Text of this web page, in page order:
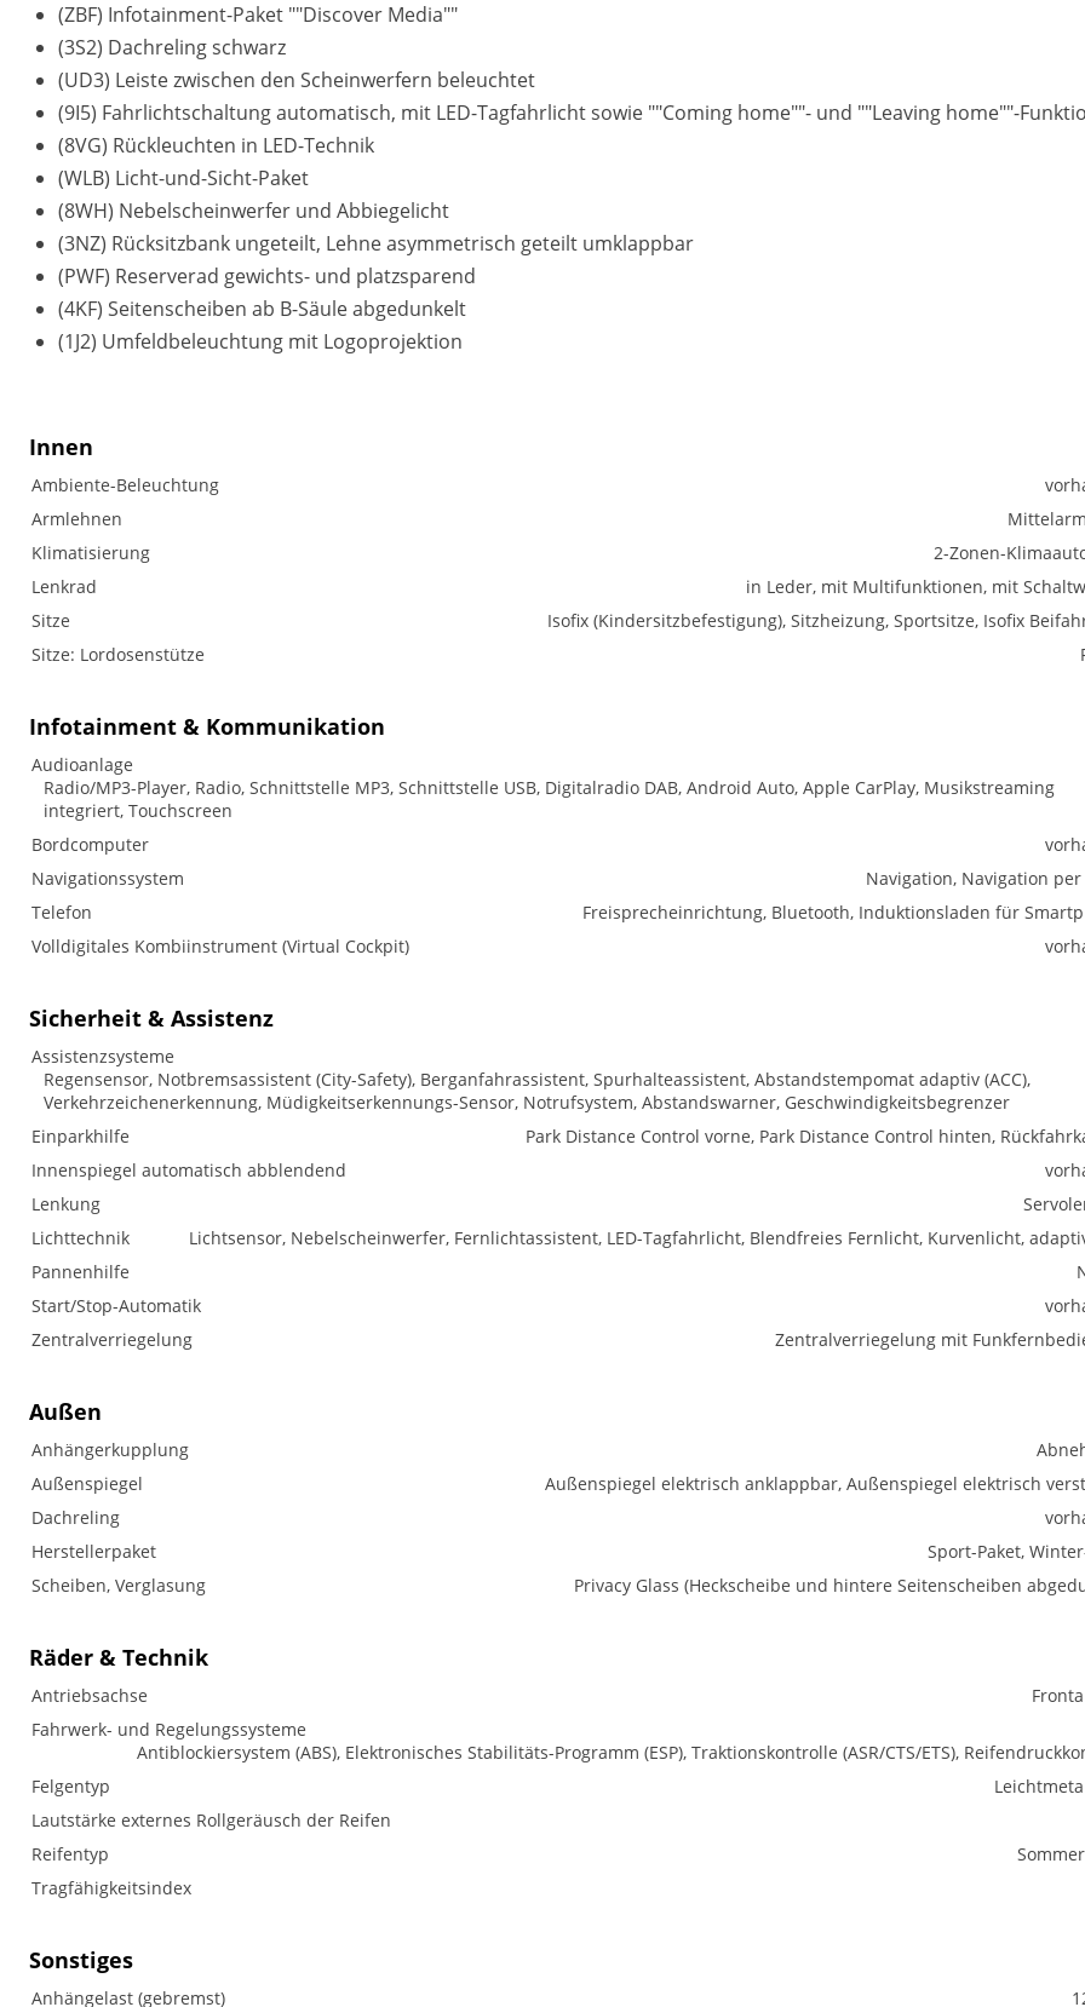
(ZBF) Infotainment-Paket ""Discover Media""
(3S2) Dachreling schwarz
(UD3) Leiste zwischen den Scheinwerfern beleuchtet
(9I5) Fahrlichtschaltung automatisch, mit LED-Tagfahrlicht sowie ""Coming home""- und ""Leaving home""-
(8VG) Rückleuchten in LED-Technik
(WLB) Licht-und-Sicht-Paket
(8WH) Nebelscheinwerfer und Abbiegelicht
(3NZ) Rücksitzbank ungeteilt, Lehne asymmetrisch geteilt umklappbar
(PWF) Reserverad gewichts- und platzsparend
(4KF) Seitenscheiben ab B-Säule abgedunkelt
(1J2) Umfeldbeleuchtung mit Logoprojektion
Innen
Ambiente-Beleuchtung
Armlehnen
Klimatisierung
2-Zonen-
Lenkrad
in Leder, mit Multifunktionen, mit
Sitze
Isofix (Kindersitzbefestigung), Sitzheizung, Sportsitze, Isofix
Sitze: Lordosenstütze
Infotainment & Kommunikation
Audioanlage
Radio/MP3-Player, Radio, Schnittstelle MP3, Schnittstelle USB, Digitalradio DAB, Android Auto, Apple CarPlay, Musikstreaming
integriert, Touchscreen
Bordcomputer
Navigationssystem
Navigation, Navigation
Telefon
Freisprecheinrichtung, Bluetooth, Induktionsladen für
Volldigitales Kombiinstrument (Virtual Cockpit)
Sicherheit & Assistenz
Assistenzsysteme
Regensensor, Notbremsassistent (City-Safety), Berganfahrassistent, Spurhalteassistent, Abstandstempomat adaptiv (ACC),
Verkehrzeichenerkennung, Müdigkeitserkennungs-Sensor, Notrufsystem, Abstandswarner, Geschwindigkeitsbegrenzer
Einparkhilfe
Park Distance Control vorne, Park Distance Control hinten,
Innenspiegel automatisch abblendend
Lenkung
Lichttechnik
Lichtsensor, Nebelscheinwerfer, Fernlichtassistent, LED-Tagfahrlicht, Blendfreies Fernlicht, Kurvenlicht,
Pannenhilfe
Start/Stop-Automatik
Zentralverriegelung
Zentralverriegelung mit
Außen
Anhängerkupplung
Außenspiegel
Außenspiegel elektrisch anklappbar, Außenspiegel elektrisch
Dachreling
Herstellerpaket
Sport-Paket,
Scheiben, Verglasung
Privacy Glass (Heckscheibe und hintere Seitenscheiben
Räder & Technik
Antriebsachse
Fahrwerk- und Regelungssysteme
Antiblockiersystem (ABS), Elektronisches Stabilitäts-Programm (ESP), Traktionskontrolle (ASR/CTS/ETS),
Felgentyp
Lautstärke externes Rollgeräusch der Reifen
Reifentyp
Tragfähigkeitsindex
Sonstiges
Anhängelast (gebremst)